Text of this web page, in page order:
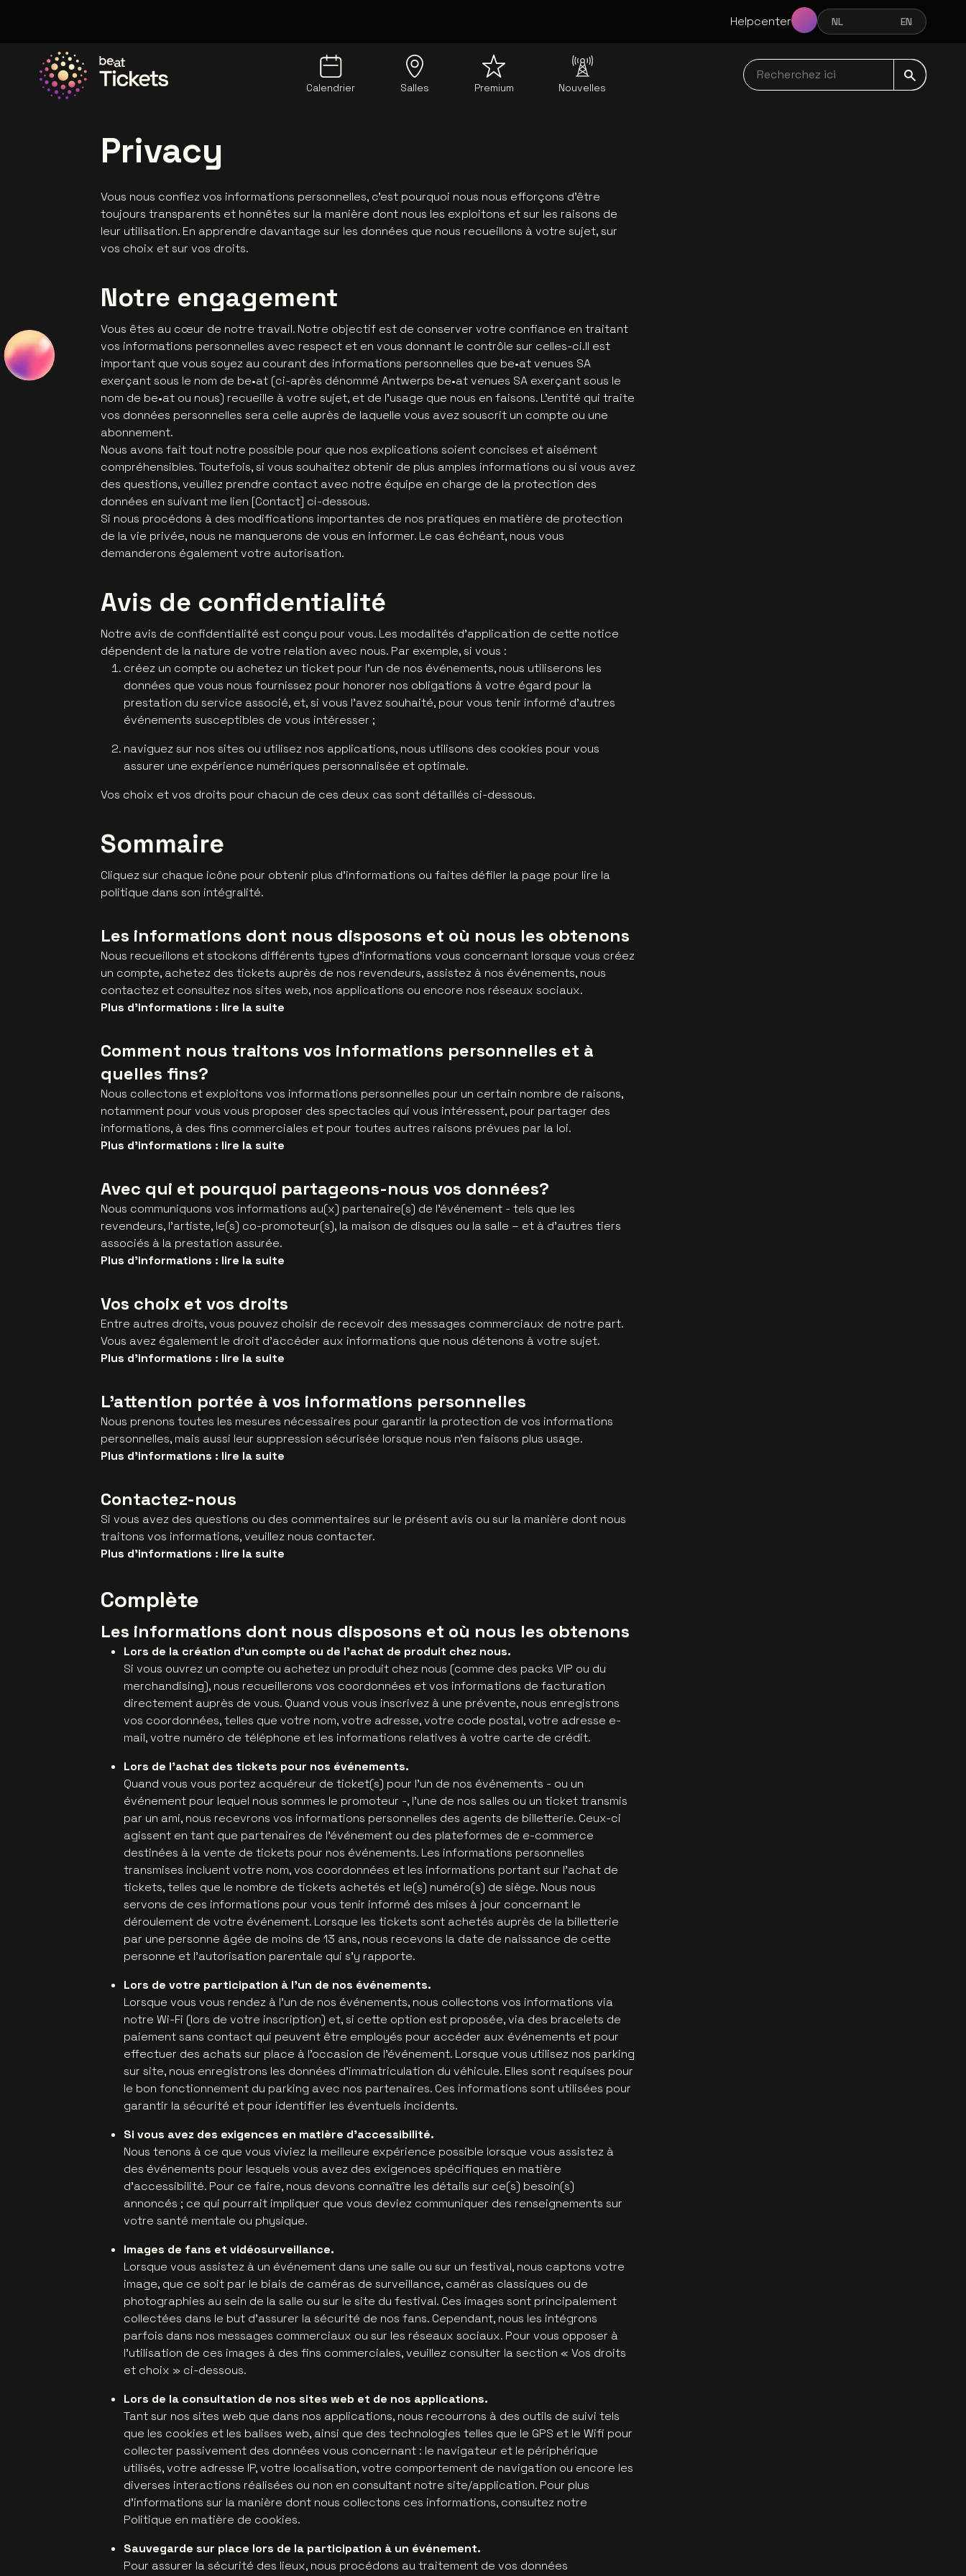
Helpcenter NEDERLANDS
NL FRANÇAISENGLISH
EN
Calendrier Salles Premium Nouvelles
Recherchez ici navbar
Privacy
Vous nous confiez vos informations personnelles, c'est pourquoi nous nous efforçons d'être
toujours transparents et honnêtes sur la manière dont nous les exploitons et sur les raisons de
leur utilisation. En apprendre davantage sur les données que nous recueillons à votre sujet, sur
vos choix et sur vos droits.
Notre engagement
Vous êtes au cœur de notre travail. Notre objectif est de conserver votre confiance en traitant
vos informations personnelles avec respect et en vous donnant le contrôle sur celles-ci.Il est
important que vous soyez au courant des informations personnelles que be•at venues SA
exerçant sous le nom de be•at (ci-après dénommé Antwerps be•at venues SA exerçant sous le
nom de be•at ou nous) recueille à votre sujet, et de l'usage que nous en faisons. L'entité qui traite
vos données personnelles sera celle auprès de laquelle vous avez souscrit un compte ou une
abonnement.
Nous avons fait tout notre possible pour que nos explications soient concises et aisément
compréhensibles. Toutefois, si vous souhaitez obtenir de plus amples informations ou si vous avez
des questions, veuillez prendre contact avec notre équipe en charge de la protection des
données en suivant me lien [Contact] ci-dessous.
Si nous procédons à des modifications importantes de nos pratiques en matière de protection
de la vie privée, nous ne manquerons de vous en informer. Le cas échéant, nous vous
demanderons également votre autorisation.
Avis de confidentialité
Notre avis de confidentialité est conçu pour vous. Les modalités d'application de cette notice
dépendent de la nature de votre relation avec nous. Par exemple, si vous :
créez un compte ou achetez un ticket pour l’un de nos événements, nous utiliserons les
données que vous nous fournissez pour honorer nos obligations à votre égard pour la
prestation du service associé, et, si vous l’avez souhaité, pour vous tenir informé d’autres
événements susceptibles de vous intéresser ;
naviguez sur nos sites ou utilisez nos applications, nous utilisons des cookies pour vous
assurer une expérience numériques personnalisée et optimale.
Vos choix et vos droits pour chacun de ces deux cas sont détaillés ci-dessous.
Sommaire
Cliquez sur chaque icône pour obtenir plus d'informations ou faites défiler la page pour lire la
politique dans son intégralité.
Les informations dont nous disposons et où nous les obtenons
Nous recueillons et stockons différents types d'informations vous concernant lorsque vous créez
un compte, achetez des tickets auprès de nos revendeurs, assistez à nos événements, nous
contactez et consultez nos sites web, nos applications ou encore nos réseaux sociaux.
Plus d'informations : lire la suite
Comment nous traitons vos informations personnelles et à
quelles fins?
Nous collectons et exploitons vos informations personnelles pour un certain nombre de raisons,
notamment pour vous vous proposer des spectacles qui vous intéressent, pour partager des
informations, à des fins commerciales et pour toutes autres raisons prévues par la loi.
Plus d'informations : lire la suite
Avec qui et pourquoi partageons-nous vos données?
Nous communiquons vos informations au(x) partenaire(s) de l'événement - tels que les
revendeurs, l’artiste, le(s) co-promoteur(s), la maison de disques ou la salle – et à d'autres tiers
associés à la prestation assurée.
Plus d'informations : lire la suite
Vos choix et vos droits
Entre autres droits, vous pouvez choisir de recevoir des messages commerciaux de notre part.
Vous avez également le droit d'accéder aux informations que nous détenons à votre sujet.
Plus d'informations : lire la suite
L’attention portée à vos informations personnelles
Nous prenons toutes les mesures nécessaires pour garantir la protection de vos informations
personnelles, mais aussi leur suppression sécurisée lorsque nous n'en faisons plus usage.
Plus d'informations : lire la suite
Contactez-nous
Si vous avez des questions ou des commentaires sur le présent avis ou sur la manière dont nous
traitons vos informations, veuillez nous contacter.
Plus d'informations : lire la suite
Complète
Les informations dont nous disposons et où nous les obtenons
Lors de la création d’un compte ou de l’achat de produit chez nous.
Si vous ouvrez un compte ou achetez un produit chez nous (comme des packs VIP ou du
merchandising), nous recueillerons vos coordonnées et vos informations de facturation
directement auprès de vous. Quand vous vous inscrivez à une prévente, nous enregistrons
vos coordonnées, telles que votre nom, votre adresse, votre code postal, votre adresse e-
mail, votre numéro de téléphone et les informations relatives à votre carte de crédit.
Lors de l’achat des tickets pour nos événements.
Quand vous vous portez acquéreur de ticket(s) pour l'un de nos événements - ou un
événement pour lequel nous sommes le promoteur -, l’une de nos salles ou un ticket transmis
par un ami, nous recevrons vos informations personnelles des agents de billetterie. Ceux-ci
agissent en tant que partenaires de l'événement ou des plateformes de e-commerce
destinées à la vente de tickets pour nos événements. Les informations personnelles
transmises incluent votre nom, vos coordonnées et les informations portant sur l'achat de
tickets, telles que le nombre de tickets achetés et le(s) numéro(s) de siège. Nous nous
servons de ces informations pour vous tenir informé des mises à jour concernant le
déroulement de votre événement. Lorsque les tickets sont achetés auprès de la billetterie
par une personne âgée de moins de 13 ans, nous recevons la date de naissance de cette
personne et l'autorisation parentale qui s'y rapporte.
Lors de votre participation à l'un de nos événements.
Lorsque vous vous rendez à l'un de nos événements, nous collectons vos informations via
notre Wi-Fi (lors de votre inscription) et, si cette option est proposée, via des bracelets de
paiement sans contact qui peuvent être employés pour accéder aux événements et pour
effectuer des achats sur place à l’occasion de l'événement. Lorsque vous utilisez nos parking
sur site, nous enregistrons les données d'immatriculation du véhicule. Elles sont requises pour
le bon fonctionnement du parking avec nos partenaires. Ces informations sont utilisées pour
garantir la sécurité et pour identifier les éventuels incidents.
Si vous avez des exigences en matière d'accessibilité.
Nous tenons à ce que vous viviez la meilleure expérience possible lorsque vous assistez à
des événements pour lesquels vous avez des exigences spécifiques en matière
d'accessibilité. Pour ce faire, nous devons connaître les détails sur ce(s) besoin(s)
annoncés ; ce qui pourrait impliquer que vous deviez communiquer des renseignements sur
votre santé mentale ou physique.
Images de fans et vidéosurveillance.
Lorsque vous assistez à un événement dans une salle ou sur un festival, nous captons votre
image, que ce soit par le biais de caméras de surveillance, caméras classiques ou de
photographies au sein de la salle ou sur le site du festival. Ces images sont principalement
collectées dans le but d’assurer la sécurité de nos fans. Cependant, nous les intégrons
parfois dans nos messages commerciaux ou sur les réseaux sociaux. Pour vous opposer à
l'utilisation de ces images à des fins commerciales, veuillez consulter la section « Vos droits
et choix » ci-dessous.
Lors de la consultation de nos sites web et de nos applications.
Tant sur nos sites web que dans nos applications, nous recourrons à des outils de suivi tels
que les cookies et les balises web, ainsi que des technologies telles que le GPS et le Wifi pour
collecter passivement des données vous concernant : le navigateur et le périphérique
utilisés, votre adresse IP, votre localisation, votre comportement de navigation ou encore les
diverses interactions réalisées ou non en consultant notre site/application. Pour plus
d'informations sur la manière dont nous collectons ces informations, consultez notre
Politique en matière de cookies.
Sauvegarde sur place lors de la participation à un événement.
Pour assurer la sécurité des lieux, nous procédons au traitement de vos données